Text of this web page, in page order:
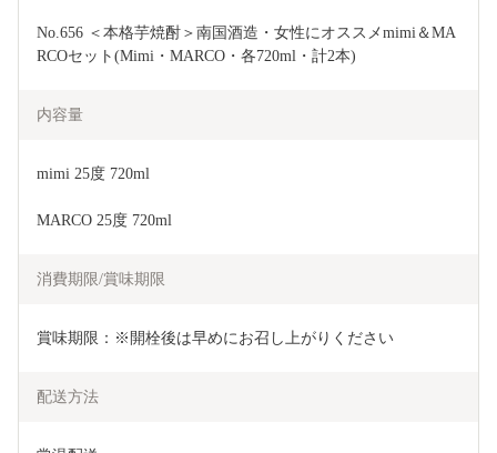
No.656 ＜本格芋焼酎＞南国酒造・女性にオススメmimi＆MA
RCOセット(Mimi・MARCO・各720ml・計2本)
内容量
mimi 25度 720ml
MARCO 25度 720ml
消費期限/賞味期限
賞味期限：※開栓後は早めにお召し上がりください
配送方法